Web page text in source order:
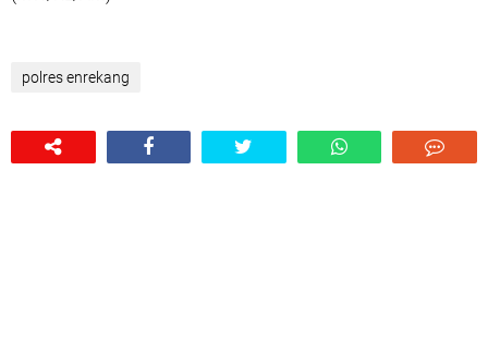
polres enrekang